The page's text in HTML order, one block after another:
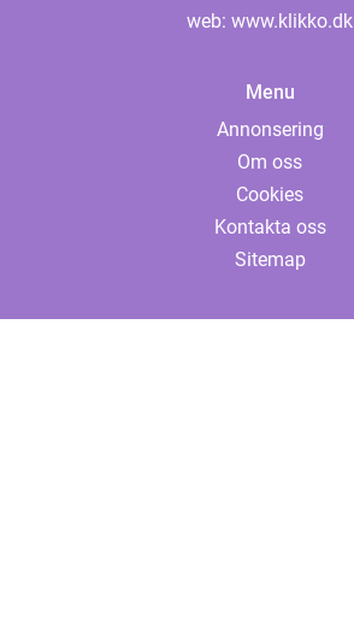
web: www.klikko.dk
Menu
Annonsering
Om oss
Cookies
Kontakta oss
Sitemap